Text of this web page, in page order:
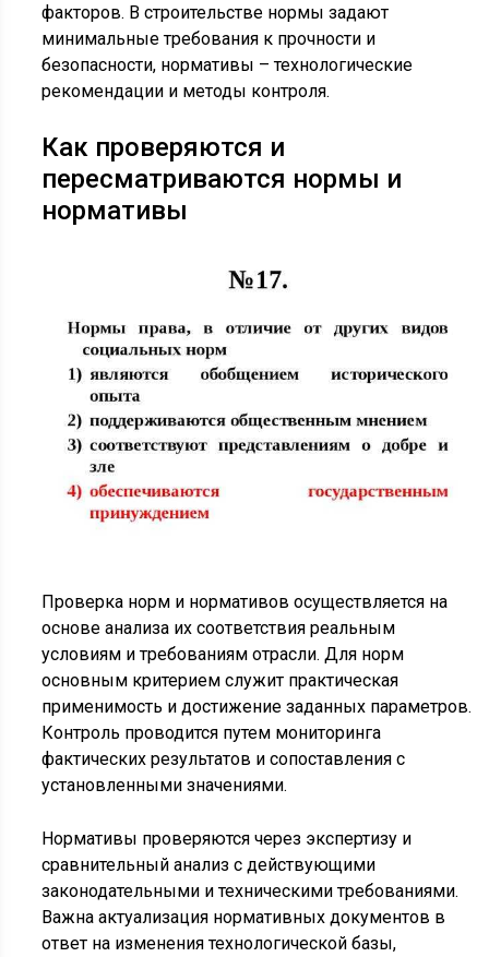
факторов. В строительстве нормы задают
минимальные требования к прочности и
безопасности, нормативы – технологические
рекомендации и методы контроля.
Как проверяются и
пересматриваются нормы и
нормативы
Проверка норм и нормативов осуществляется на
основе анализа их соответствия реальным
условиям и требованиям отрасли. Для норм
основным критерием служит практическая
применимость и достижение заданных параметров.
Контроль проводится путем мониторинга
фактических результатов и сопоставления с
установленными значениями.
Нормативы проверяются через экспертизу и
сравнительный анализ с действующими
законодательными и техническими требованиями.
Важна актуализация нормативных документов в
ответ на изменения технологической базы,